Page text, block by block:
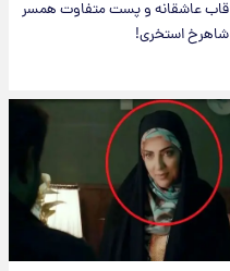
قاب عاشقانه و پست متفاوت همسر
شاهرخ استخری!